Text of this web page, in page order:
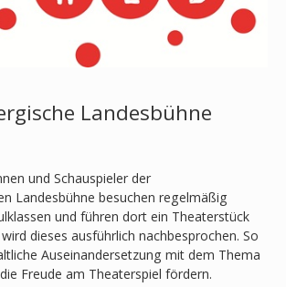
Landesbühne
und Schauspieler der
Landesbühne besuchen regelmäßig
und führen dort ein Theaterstück
dieses ausführlich nachbesprochen. So
Auseinandersetzung mit dem Thema
Freude am Theaterspiel fördern.